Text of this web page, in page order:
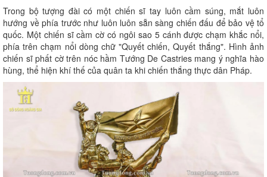
Trong bộ tượng đài có một chiến sĩ tay luôn cầm súng, mắt luôn
hướng về phía trước như luôn luôn sẵn sàng chiến đấu để bảo vệ tổ
quốc. Một chiến sĩ cầm cờ có ngôi sao 5 cánh được chạm khắc nổi,
phía trên chạm nổi dòng chữ "Quyết chiến, Quyết thắng". Hình ảnh
chiến sĩ phất cờ trên nóc hầm Tướng De Castries mang ý nghĩa hào
hùng, thể hiện khí thế của quân ta khi chiến thắng thực dân Pháp.